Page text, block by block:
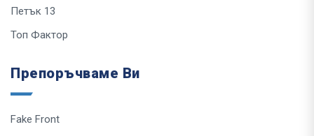
Петък 13
Топ Фактор
Препоръчваме Ви
Fake Front